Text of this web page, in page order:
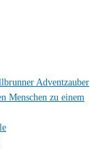
Adventzauber
Menschen zu einem